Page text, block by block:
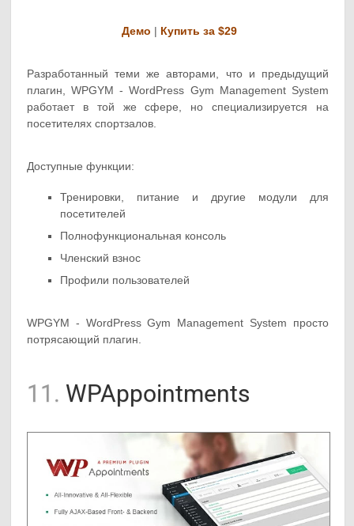
Демо | Купить за $29
Разработанный теми же авторами, что и предыдущий
плагин, WPGYM - WordPress Gym Management System
работает в той же сфере, но специализируется на
посетителях спортзалов.
Доступные функции:
Тренировки, питание и другие модули для
посетителей
Полнофункциональная консоль
Членский взнос
Профили пользователей
WPGYM - WordPress Gym Management System просто
потрясающий плагин.
11. WPAppointments